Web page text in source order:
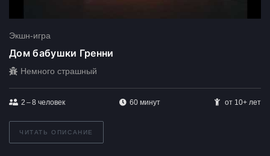
Экшн-игра
Дом бабушки Гренни
Немного страшный
2 – 8 человек 60 минут от 10+ лет
ЧИТАТЬ ОПИСАНИЕ